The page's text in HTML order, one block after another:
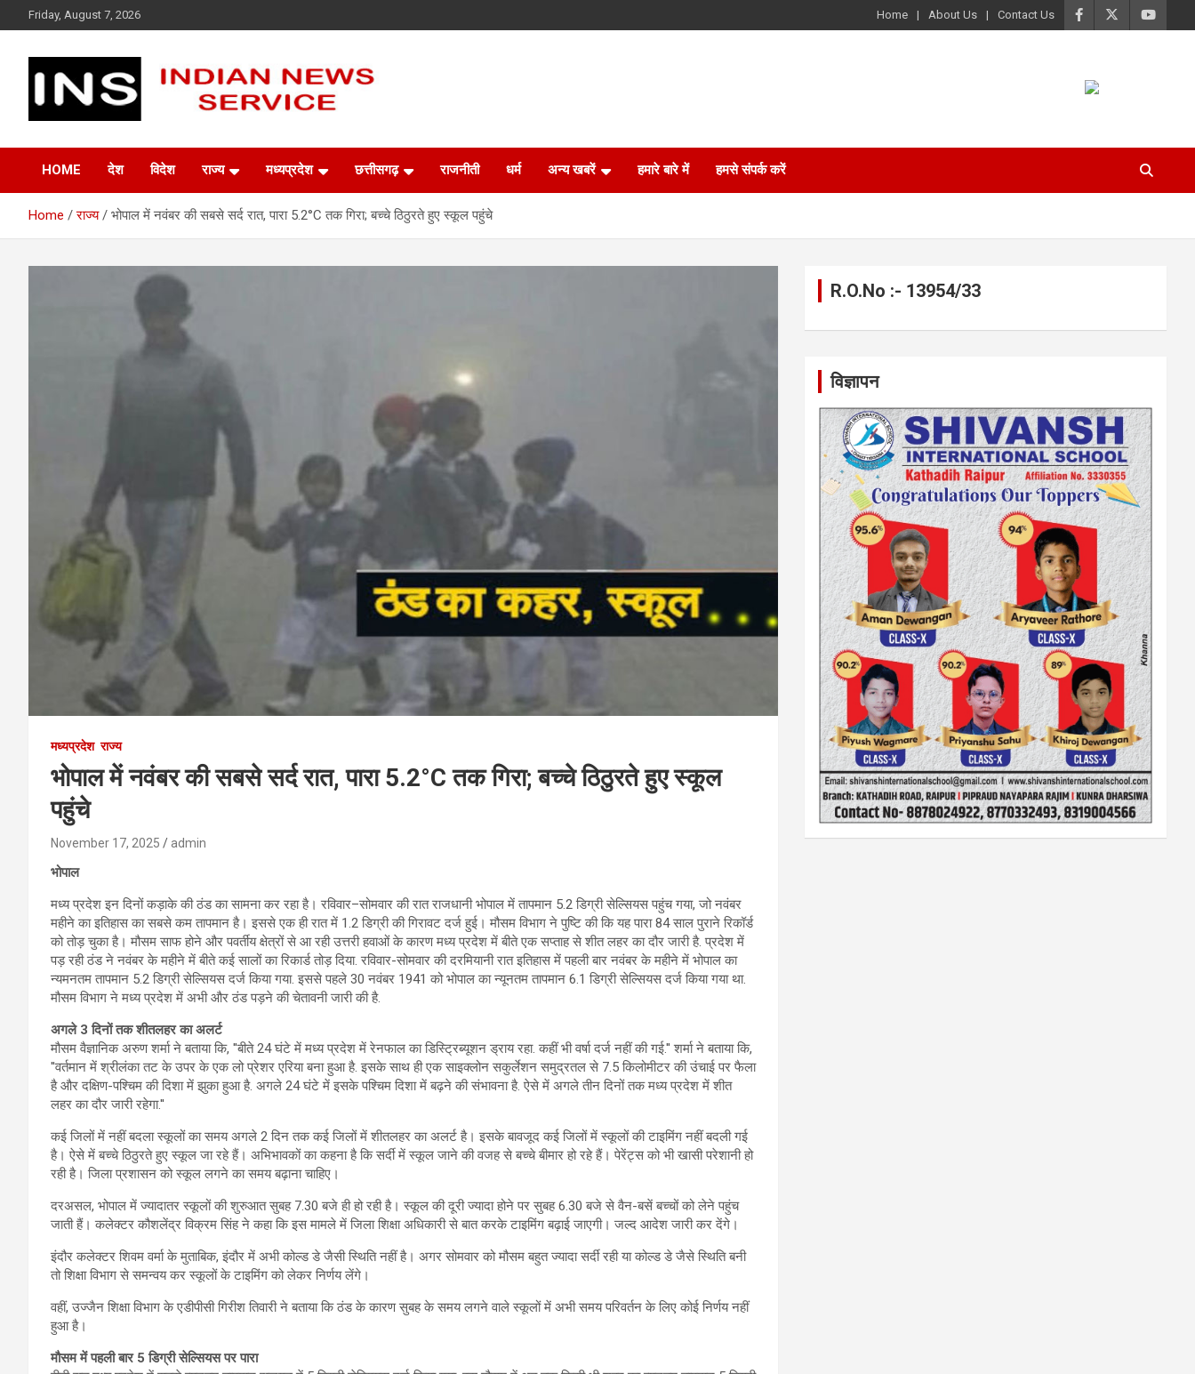
to
Friday, August 7, 2026 Home About Us Contact Us
Indian News Service
HOME देश विदेश राज्य मध्यप्रदेश छत्तीसगढ़ राजनीती धर्म अन्य खबरें हमारे बारे में हमसे संपर्क करें
Home राज्य भोपाल में नवंबर की सबसे सर्द रात, पारा 5.2°C तक गिरा; बच्चे ठिठुरते हुए स्कूल पहुंचे
मध्यप्रदेश राज्य
भोपाल में नवंबर की सबसे सर्द रात, पारा 5.2°C तक गिरा; बच्चे ठिठुरते हुए स्कूल
पहुंचे
November 17, 2025 admin
भोपाल
मध्य प्रदेश इन दिनों कड़ाके की ठंड का सामना कर रहा है। रविवार–सोमवार की रात राजधानी भोपाल में तापमान 5.2 डिग्री सेल्सियस पहुंच गया, जो नवंबर
महीने का इतिहास का सबसे कम तापमान है। इससे एक ही रात में 1.2 डिग्री की गिरावट दर्ज हुई। मौसम विभाग ने पुष्टि की कि यह पारा 84 साल पुराने रिकॉर्ड
को तोड़ चुका है। मौसम साफ होने और पवर्तीय क्षेत्रों से आ रही उत्तरी हवाओं के कारण मध्य प्रदेश में बीते एक सप्ताह से शीत लहर का दौर जारी है. प्रदेश में
पड़ रही ठंड ने नवंबर के महीने में बीते कई सालों का रिकार्ड तोड़ दिया. रविवार-सोमवार की दरमियानी रात इतिहास में पहली बार नवंबर के महीने में भोपाल का
न्यमनतम तापमान 5.2 डिग्री सेल्सियस दर्ज किया गया. इससे पहले 30 नवंबर 1941 को भोपाल का न्यूनतम तापमान 6.1 डिग्री सेल्सियस दर्ज किया गया था.
मौसम विभाग ने मध्य प्रदेश में अभी और ठंड पड़ने की चेतावनी जारी की है.
अगले 3 दिनों तक शीतलहर का अलर्ट
मौसम वैज्ञानिक अरुण शर्मा ने बताया कि, ''बीते 24 घंटे में मध्य प्रदेश में रेनफाल का डिस्ट्रिब्यूशन ड्राय रहा. कहीं भी वर्षा दर्ज नहीं की गई.'' शर्मा ने बताया कि,
''वर्तमान में श्रीलंका तट के उपर के एक लो प्रेशर एरिया बना हुआ है. इसके साथ ही एक साइक्लोन सकुर्लेशन समुद्रतल से 7.5 किलोमीटर की उंचाई पर फैला
है और दक्षिण-पश्चिम की दिशा में झुका हुआ है. अगले 24 घंटे में इसके पश्चिम दिशा में बढ़ने की संभावना है. ऐसे में अगले तीन दिनों तक मध्य प्रदेश में शीत
लहर का दौर जारी रहेगा.''
कई जिलों में नहीं बदला स्कूलों का समय अगले 2 दिन तक कई जिलों में शीतलहर का अलर्ट है। इसके बावजूद कई जिलों में स्कूलों की टाइमिंग नहीं बदली गई
है। ऐसे में बच्चे ठिठुरते हुए स्कूल जा रहे हैं। अभिभावकों का कहना है कि सर्दी में स्कूल जाने की वजह से बच्चे बीमार हो रहे हैं। पेरेंट्स को भी खासी परेशानी हो
रही है। जिला प्रशासन को स्कूल लगने का समय बढ़ाना चाहिए।
दरअसल, भोपाल में ज्यादातर स्कूलों की शुरुआत सुबह 7.30 बजे ही हो रही है। स्कूल की दूरी ज्यादा होने पर सुबह 6.30 बजे से वैन-बसें बच्चों को लेने पहुंच
जाती हैं। कलेक्टर कौशलेंद्र विक्रम सिंह ने कहा कि इस मामले में जिला शिक्षा अधिकारी से बात करके टाइमिंग बढ़ाई जाएगी। जल्द आदेश जारी कर देंगे।
इंदौर कलेक्टर शिवम वर्मा के मुताबिक, इंदौर में अभी कोल्ड डे जैसी स्थिति नहीं है। अगर सोमवार को मौसम बहुत ज्यादा सर्दी रही या कोल्ड डे जैसे स्थिति बनी
तो शिक्षा विभाग से समन्वय कर स्कूलों के टाइमिंग को लेकर निर्णय लेंगे।
वहीं, उज्जैन शिक्षा विभाग के एडीपीसी गिरीश तिवारी ने बताया कि ठंड के कारण सुबह के समय लगने वाले स्कूलों में अभी समय परिवर्तन के लिए कोई निर्णय नहीं
हुआ है।
मौसम में पहली बार 5 डिग्री सेल्सियस पर पारा
R.O.No :- 13954/33
विज्ञापन